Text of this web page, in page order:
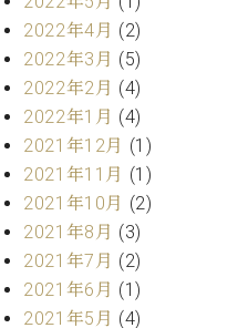
ッ
プ
ラ
イ
ト
ア
ノ
C.
ベ
ヒ
シ
用
声
ホー
ル・
スタ
ジオ
レン
ホー
ル・
スタ
ジオ
空き
状況
2022年4月 (2)
2022年3月 (5)
2022年2月 (4)
2022年1月 (4)
2021年12月 (1)
2021年11月 (1)
2021年10月 (2)
2021年8月 (3)
2021年7月 (2)
2021年6月 (1)
2021年5月 (4)